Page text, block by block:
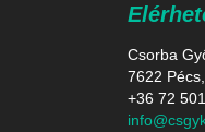
Csorba
7622
+36 72